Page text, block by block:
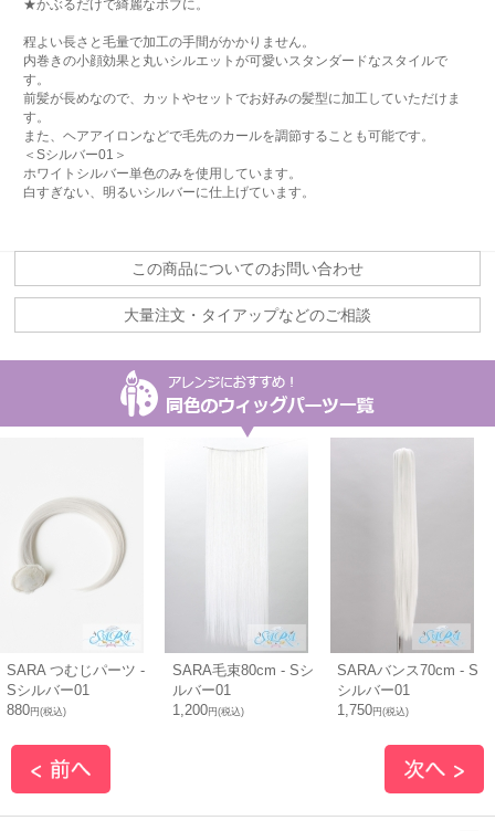
★かぶるだけで綺麗なボブに。
程よい長さと毛量で加工の手間がかかりません。
内巻きの小顔効果と丸いシルエットが可愛いスタンダードなスタイルで
す。
前髪が長めなので、カットやセットでお好みの髪型に加工していただけま
す。
また、ヘアアイロンなどで毛先のカールを調節することも可能です。
＜Sシルバー01＞
ホワイトシルバー単色のみを使用しています。
白すぎない、明るいシルバーに仕上げています。
この商品についてのお問い合わせ
大量注文・タイアップなどのご相談
SARA つむじパーツ -
Sシルバー01
880円(税込)
SARA毛束80cm - Sシ
ルバー01
1,200円(税込)
SARAバンス70cm - S
シルバー01
1,750円(税込)